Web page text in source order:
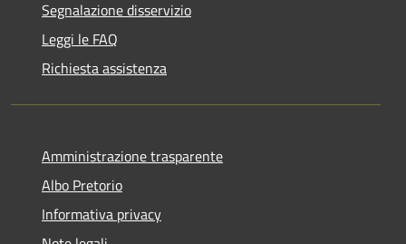
Segnalazione disservizio
Leggi le FAQ
Richiesta assistenza
Amministrazione trasparente
Albo Pretorio
Informativa privacy